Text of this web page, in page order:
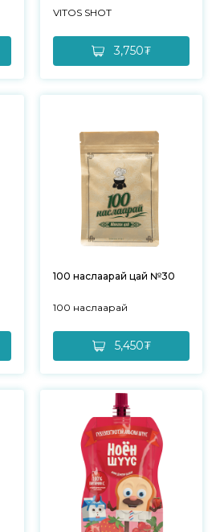
VITOS SHOT
3,750₮
100 наслаарай цай №30
100 наслаарай
5,450₮